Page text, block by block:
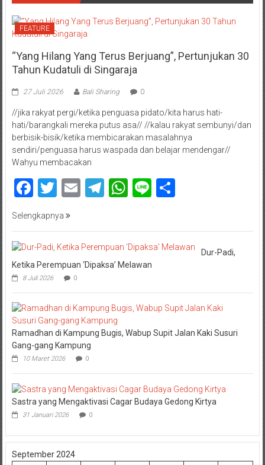
FEATURE
“Yang Hilang Yang Terus Berjuang”, Pertunjukan 30
Tahun Kudatuli di Singaraja
27 Juli 2026 Bali Sharing 0
//jika rakyat pergi/ketika penguasa pidato/kita harus hati-
hati/barangkali mereka putus asa// //kalau rakyat sembunyi/dan
berbisik-bisik/ketika membicarakan masalahnya
sendiri/penguasa harus waspada dan belajar mendengar//
Wahyu membacakan
Facebook
Twitter
EmailTelegram
WhatsApp
LineShare
Selengkapnya
Dur-Padi,
Ketika Perempuan ‘Dipaksa’ Melawan
8 Juli 2026 0
Ramadhan di Kampung Bugis, Wabup Supit Jalan Kaki Susuri
Gang-gang Kampung
10 Maret 2026 0
Sastra yang Mengaktivasi Cagar Budaya Gedong Kirtya
31 Januari 2026 0
September 2024